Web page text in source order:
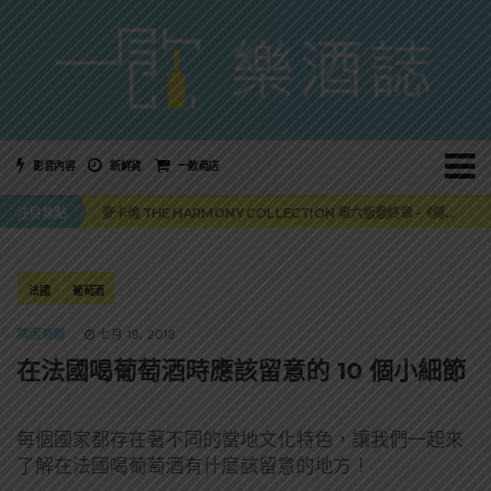
影音內容 新鮮貨 一飲商店
注目焦點
美國正式恢復蘇格蘭威士忌零關稅！烈酒產業再次迎來重磅利多
麥卡倫 THE HARMONY COLLECTION 第六版最終章 -《椰風煖韻》
角嗨尬炸物X爽快這一步，角瓶攜手頂呱呱 全新套餐限時登場
美國正式恢復蘇格蘭威士忌零關稅！烈酒產業再次迎來重磅利多
法國 葡萄酒
精選酒聞 七月 19, 2018
在法國喝葡萄酒時應該留意的 10 個小細節
每個國家都存在著不同的當地文化特色，讓我們一起來
了解在法國喝葡萄酒有什麼該留意的地方！